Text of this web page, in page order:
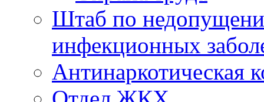
Штаб по
инфекционных
Антинаркотическая